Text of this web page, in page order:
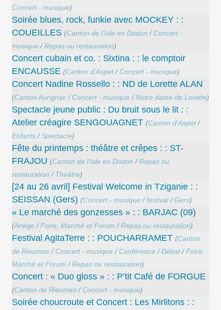
Concert - musique)
Soirée blues, rock, funkie avec MOCKEY : :
COUEILLES (Canton de l’Isle en Dodon / Concert -
musique /Repas ou restauration)
Concert cubain et co. : Sixtina : : le comptoir
ENCAUSSE (Canton d’Aspet/ Concert - musique)
Concert Nadine Rossello : : ND de Lorette ALAN
(Canton Aurignac / Concert - musique /Notre dame de Lorette)
Spectacle jeune public : Du bruit sous le lit : :
Atelier créagire SENGOUAGNET (Canton d’Aspet/
Enfants /Spectacle)
Fête du printemps : théâtre et crêpes : : ST-
FRAJOU (Canton de l’Isle en Dodon /Repas ou
restauration / Théâtre)
[24 au 26 avril] Festival Welcome in Tziganie : :
SEISSAN (Gers) (Concert - musique /festival/Gers)
« Le marché des gonzesses » : : BARJAC (09)
(Ariège /Foire, Marché et Forum /Repas ou restauration)
Festival AgitaTerre : : POUCHARRAMET (Canton
de Rieumes / Concert - musique / Conférence /Débat/Foire,
Marché et Forum /Repas ou restauration)
Concert : « Duo gloss » : : P’tit Café de FORGUE
(Canton de Rieumes / Concert - musique)
Soirée choucroute et Concert : Les Mirlitons : :